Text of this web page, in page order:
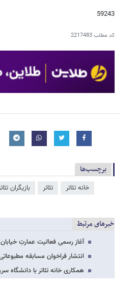
59243
کد مطلب2217483
برچسب‌ها
خانه تئاتر تئاتر بازیگران
خبرهای مرتبط
آغاز رسمی فعالیت عمارتِ
انتشار فراخوان مسابقه
همکاری خانه تئاتر با